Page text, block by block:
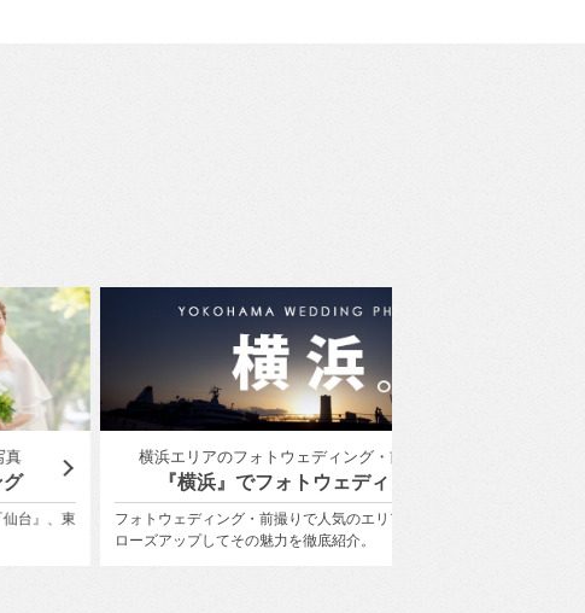
横浜エリアのフォトウェディング・前撮り特集
『横浜』でフォトウェディング。
フォトウェディング・前撮りで人気のエリア『横浜』にク
ローズアップしてその魅力を徹底紹介。